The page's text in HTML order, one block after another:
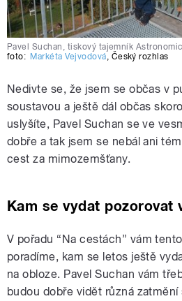
Pavel Suchan, tiskový tajemník
foto: Markéta Vejvodová, Český rozhlas
Nedivte se, že jsem se občas v
soustavou a ještě dál občas
uslyšíte, Pavel Suchan se ve
dobře a tak jsem se nebál ani
cest za mimozemšťany.
Kam se vydat pozorovat
V pořadu “Na cestách” vám
poradíme, kam se letos ještě
na obloze. Pavel Suchan vám
budou dobře vidět různá